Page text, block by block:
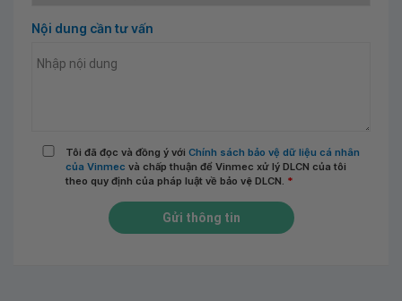
Nội dung cần tư vấn
Tôi đã đọc và đồng ý với Chính sách bảo vệ dữ liệu cá nhân
của Vinmec và chấp thuận để Vinmec xử lý DLCN của tôi
theo quy định của pháp luật về bảo vệ DLCN. *
Gửi thông tin